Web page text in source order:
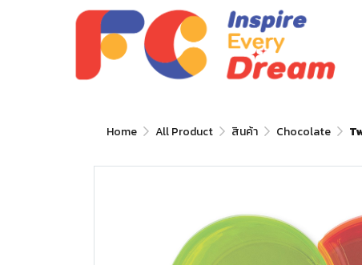
Home All Product สินค้า Chocolate